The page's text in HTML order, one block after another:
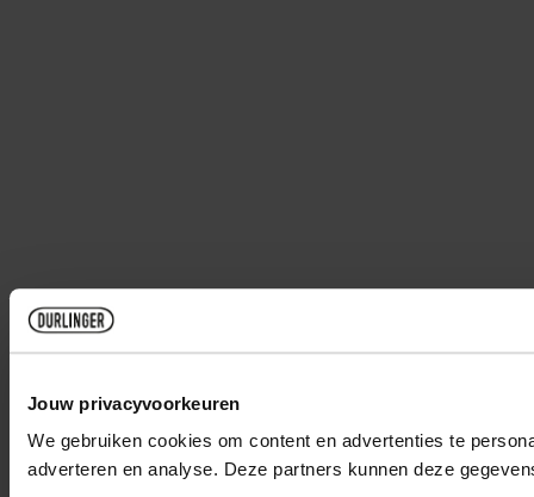
Jouw privacyvoorkeuren
We gebruiken cookies om content en advertenties te
adverteren en analyse. Deze partners kunnen deze